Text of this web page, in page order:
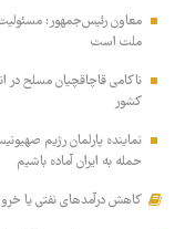
معاون رئیس‌جمهور: مسئولیت
ملت است
کشور
نماینده پارلمان رژیم
حمله به ایران آماده باشیم
کاهش درآمدهای نفتی یا